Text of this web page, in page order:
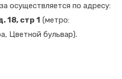
осуществляется по адресу:
18, стр 1 (метро:
Цветной бульвар).